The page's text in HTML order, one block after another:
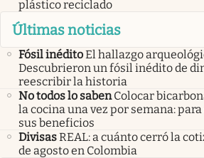
plástico reciclado
Últimas noticias
Fósil inéditoEl hallazgo
Descubrieron un fósil inédito de
reescribir la historia
No todos lo saben Colocar
la cocina una vez por semana:
sus beneficios
DivisasREAL: a cuánto cerró la
de agosto en Colombia